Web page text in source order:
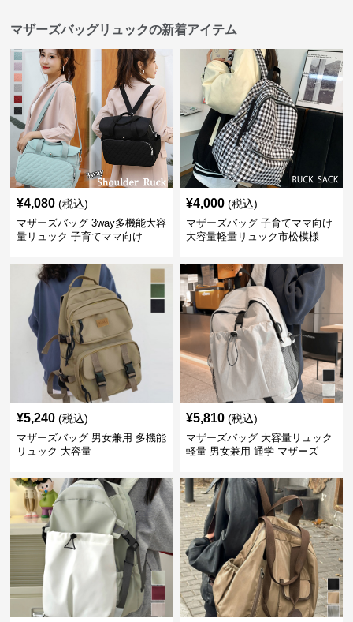
マザーズバッグリュックの新着アイテム
¥4,080 (税込)
マザーズバッグ 3way多機能大容
量リュック 子育てママ向け
¥4,000 (税込)
マザーズバッグ 子育てママ向け
大容量軽量リュック市松模様
¥5,240 (税込)
マザーズバッグ 男女兼用 多機能
リュック 大容量
¥5,810 (税込)
マザーズバッグ 大容量リュック
軽量 男女兼用 通学 マザーズ